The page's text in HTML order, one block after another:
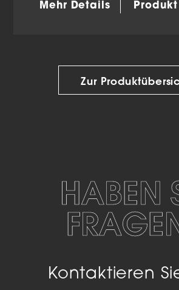
Mehr Details
Zur
HABEN
Kontaktieren